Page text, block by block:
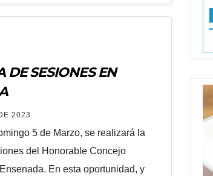
DE SESIONES EN
2023
5 de Marzo, se realizará la
del Honorable Concejo
En esta oportunidad, y